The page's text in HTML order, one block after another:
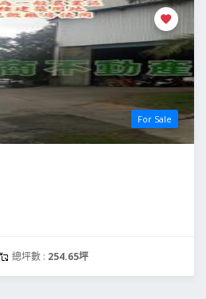
For Sale
總坪數 : 254.65坪